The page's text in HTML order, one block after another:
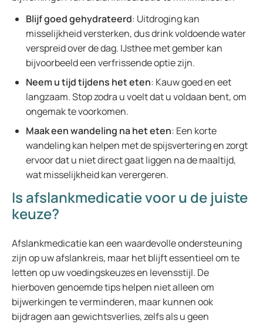
Blijf goed gehydrateerd: Uitdroging kan
misselijkheid versterken, dus drink voldoende water
verspreid over de dag. IJsthee met gember kan
bijvoorbeeld een verfrissende optie zijn.
Neem u tijd tijdens het eten: Kauw goed en eet
langzaam. Stop zodra u voelt dat u voldaan bent, om
ongemak te voorkomen.
Maak een wandeling na het eten: Een korte
wandeling kan helpen met de spijsvertering en zorgt
ervoor dat u niet direct gaat liggen na de maaltijd,
wat misselijkheid kan verergeren.
Is afslankmedicatie voor u de juiste
keuze?
Afslankmedicatie kan een waardevolle ondersteuning
zijn op uw afslankreis, maar het blijft essentieel om te
letten op uw voedingskeuzes en levensstijl. De
hierboven genoemde tips helpen niet alleen om
bijwerkingen te verminderen, maar kunnen ook
bijdragen aan gewichtsverlies, zelfs als u geen